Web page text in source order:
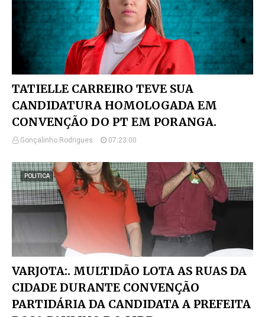
TATIELLE CARREIRO TEVE SUA
CANDIDATURA HOMOLOGADA EM
CONVENÇÃO DO PT EM PORANGA.
Gonçalinho Rodrigues. 07:23:00
POLITICA
VARJOTA:. MULTIDÃO LOTA AS RUAS DA
CIDADE DURANTE CONVENÇÃO
PARTIDÁRIA DA CANDIDATA A PREFEITA